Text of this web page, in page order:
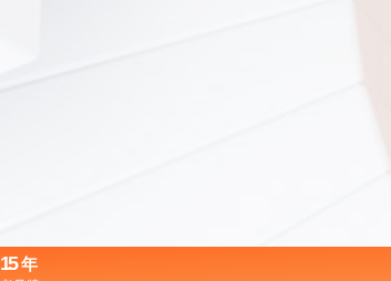
15 年